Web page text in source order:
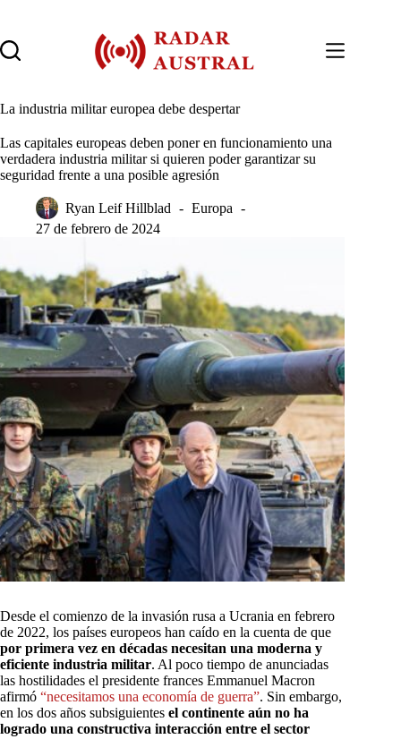
contenido
La industria militar europea debe despertar
Las capitales europeas deben poner en funcionamiento una
verdadera industria militar si quieren poder garantizar su
seguridad frente a una posible agresión
Ryan Leif Hillblad
Europa
27 de febrero de 2024
Desde el comienzo de la invasión rusa a Ucrania en febrero
de 2022, los países europeos han caído en la cuenta de que
por primera vez en décadas necesitan una moderna y
eficiente industria militar. Al poco tiempo de anunciadas
las hostilidades el presidente frances Emmanuel Macron
afirmó “necesitamos una economía de guerra”. Sin embargo,
en los dos años subsiguientes el continente aún no ha
logrado una constructiva interacción entre el sector